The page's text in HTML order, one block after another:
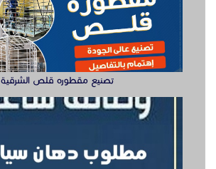
تصنيع مقطوره قلص الشرقية